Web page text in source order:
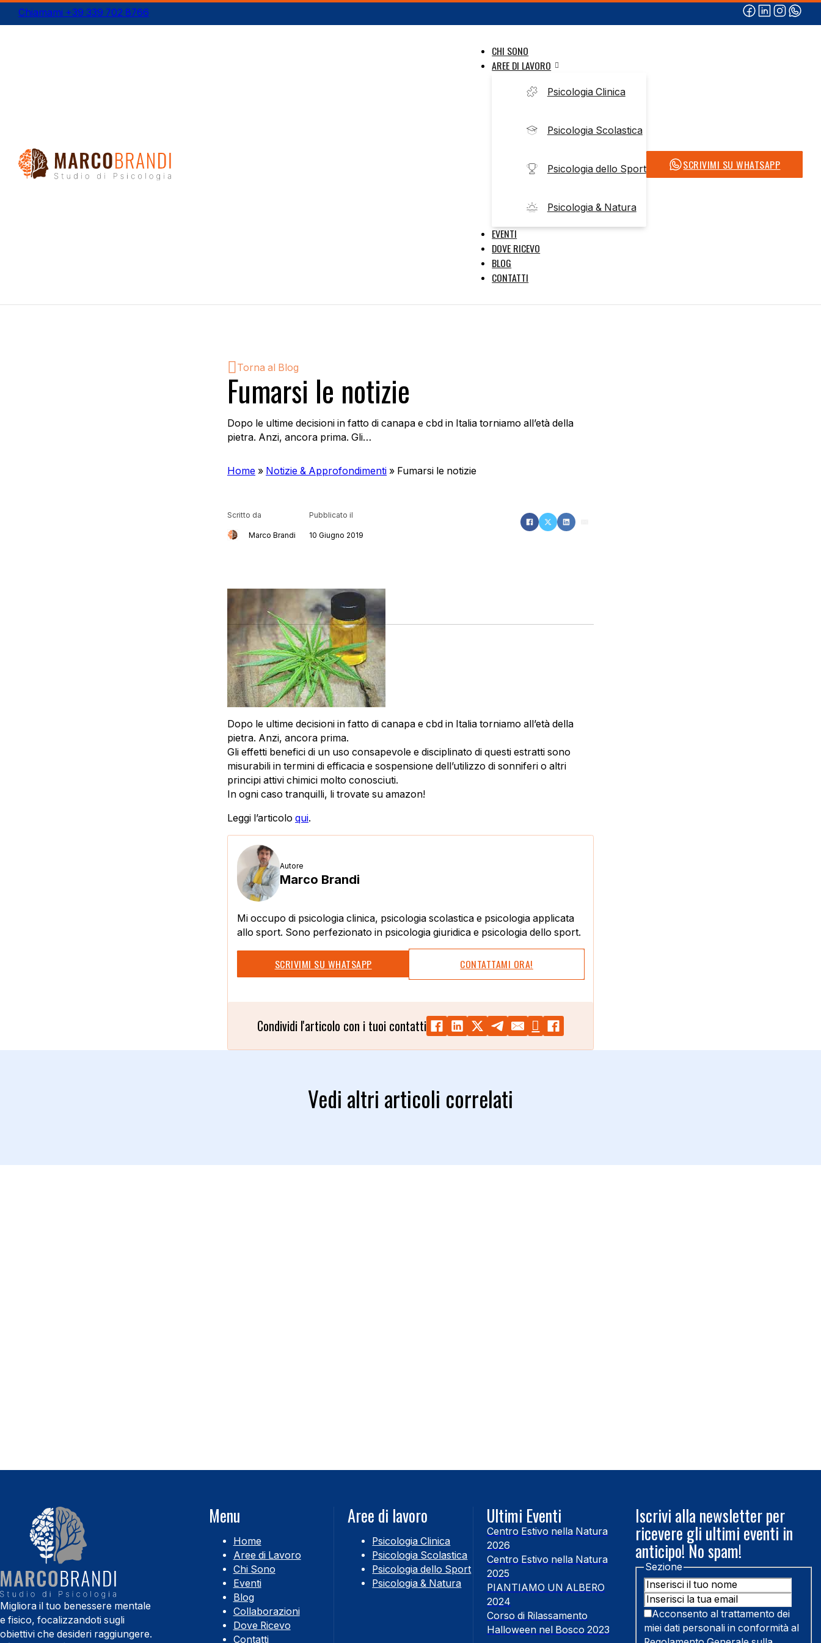
Chiamami +39 339 702 8766
CHI SONO
AREE DI LAVORO
Psicologia Clinica
Psicologia Scolastica
Psicologia dello Sport
Psicologia & Natura
EVENTI
DOVE RICEVO
BLOG
CONTATTI
SCRIVIMI SU WHATSAPP
Fumarsi le notizie
Dopo le ultime decisioni in fatto di canapa e cbd in Italia torniamo all’età della
pietra. Anzi, ancora prima. Gli…
Home » Notizie & Approfondimenti » Fumarsi le notizie
Scritto da
Marco Brandi
Pubblicato il
10 Giugno 2019
Torna al Blog
Dopo le ultime decisioni in fatto di canapa e cbd in Italia torniamo all’età della
pietra. Anzi, ancora prima.
Gli effetti benefici di un uso consapevole e disciplinato di questi estratti sono
misurabili in termini di efficacia e sospensione dell’utilizzo di sonniferi o altri
principi attivi chimici molto conosciuti.
In ogni caso tranquilli, li trovate su amazon!
Leggi l’articolo qui.
Autore
Marco Brandi
Mi occupo di psicologia clinica, psicologia scolastica e psicologia applicata
allo sport. Sono perfezionato in psicologia giuridica e psicologia dello sport.
SCRIVIMI SU WHATSAPP CONTATTAMI ORA!
Condividi l'articolo con i tuoi contatti
Vedi altri articoli correlati
Migliora il tuo benessere mentale
e fisico, focalizzandoti sugli
obiettivi che desideri raggiungere.
Menu
Home
Aree di Lavoro
Chi Sono
Eventi
Blog
Collaborazioni
Dove Ricevo
Contatti
Aree di lavoro
Psicologia Clinica
Psicologia Scolastica
Psicologia dello Sport
Psicologia & Natura
Ultimi Eventi
Centro Estivo nella Natura
2026
Centro Estivo nella Natura
2025
PIANTIAMO UN ALBERO
2024
Corso di Rilassamento
Halloween nel Bosco 2023
Iscrivi alla newsletter per
ricevere gli ultimi eventi in
anticipo! No spam!
Sezione
Acconsento al trattamento dei
miei dati personali in conformità al